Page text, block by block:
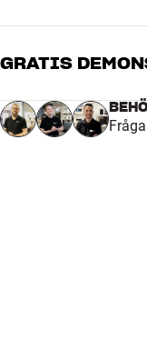
GRATIS